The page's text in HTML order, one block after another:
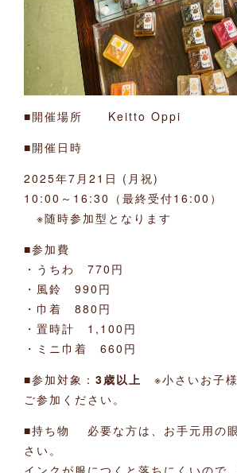
■開催場所 Keitto Oppi
■開催日時
2025年7月21日 (月祝)
10:00～16:30（最終受付16:00）
※随時参加型となります
■参加費
・うちわ 770円
・風鈴 990円
・巾着 880円
・置時計 1,100円
・ミニ巾着 660円
■参加対象： 3歳以上
※小さいお子
ご参加ください。
■持ち物 必要な方は、お手元用の
さい。
インクが服につくと落ちにくいので